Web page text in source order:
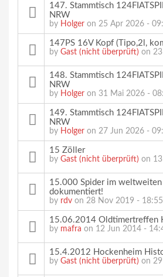
147. Stammtisch
NRW
by Holger on 25 Apr 2026 -
147PS 16V Kopf (Tipo,2l,
by Gast (nicht überprüft) on
148. Stammtisch
NRW
by Holger on 31 Mai 2026 -
149. Stammtisch
NRW
by Holger on 27 Jun 2026 -
15 Zöller
by Gast (nicht überprüft) on
15.000 Spider im weltweiten
dokumentiert!
by rdv on 28 Nov 2019 - 18:55
15.06.2014 Oldtimertreffen
by mafra on 12 Jun 2014 -
15.4.2012 Hockenheim
by Gast (nicht überprüft) on